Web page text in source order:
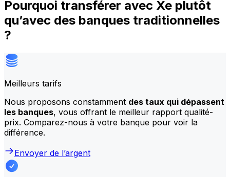
Pourquoi transférer avec Xe plutôt
qu’avec des banques traditionnelles
?
Meilleurs tarifs
Nous proposons constamment des taux qui dépassent
les banques, vous offrant le meilleur rapport qualité-
prix. Comparez-nous à votre banque pour voir la
différence.
Envoyer de l’argent